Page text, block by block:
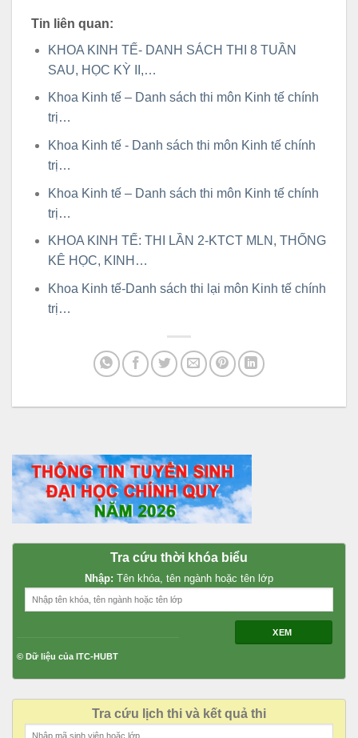
Tin liên quan:
KHOA KINH TẾ- DANH SÁCH THI 8 TUẦN
SAU, HỌC KỲ II,…
Khoa Kinh tế – Danh sách thi môn Kinh tế chính
trị…
Khoa Kinh tế - Danh sách thi môn Kinh tế chính
trị…
Khoa Kinh tế – Danh sách thi môn Kinh tế chính
trị…
KHOA KINH TẾ: THI LẦN 2-KTCT MLN, THỐNG
KÊ HỌC, KINH…
Khoa Kinh tế-Danh sách thi lại môn Kinh tế chính
trị…
Tra cứu thời khóa biểu
Nhập: Tên khóa, tên ngành hoặc tên lớp
XEM
© Dữ liệu của ITC-HUBT
Tra cứu lịch thi và kết quả thi